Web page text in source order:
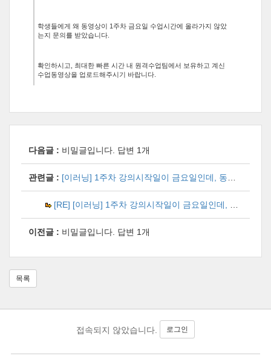
학생들에게 왜 동영상이 1주차 금요일 수업시간에 올라가지 않았
는지 문의를 받았습니다.
확인하시고, 최대한 빠른 시간 내 원격수업팀에서 보유하고 계신
수업동영상을 업로드해주시기 바랍니다.
다음글 : 비밀글입니다. 답변 1개
관련글 : [이러닝] 1주차 강의시작일이 금요일인데, 동영상이 없습니다.
[RE] [이러닝] 1주차 강의시작일이 금요일인데, 동영상이 없습니다.
이전글 : 비밀글입니다. 답변 1개
목록
접속되지 않았습니다. 로그인